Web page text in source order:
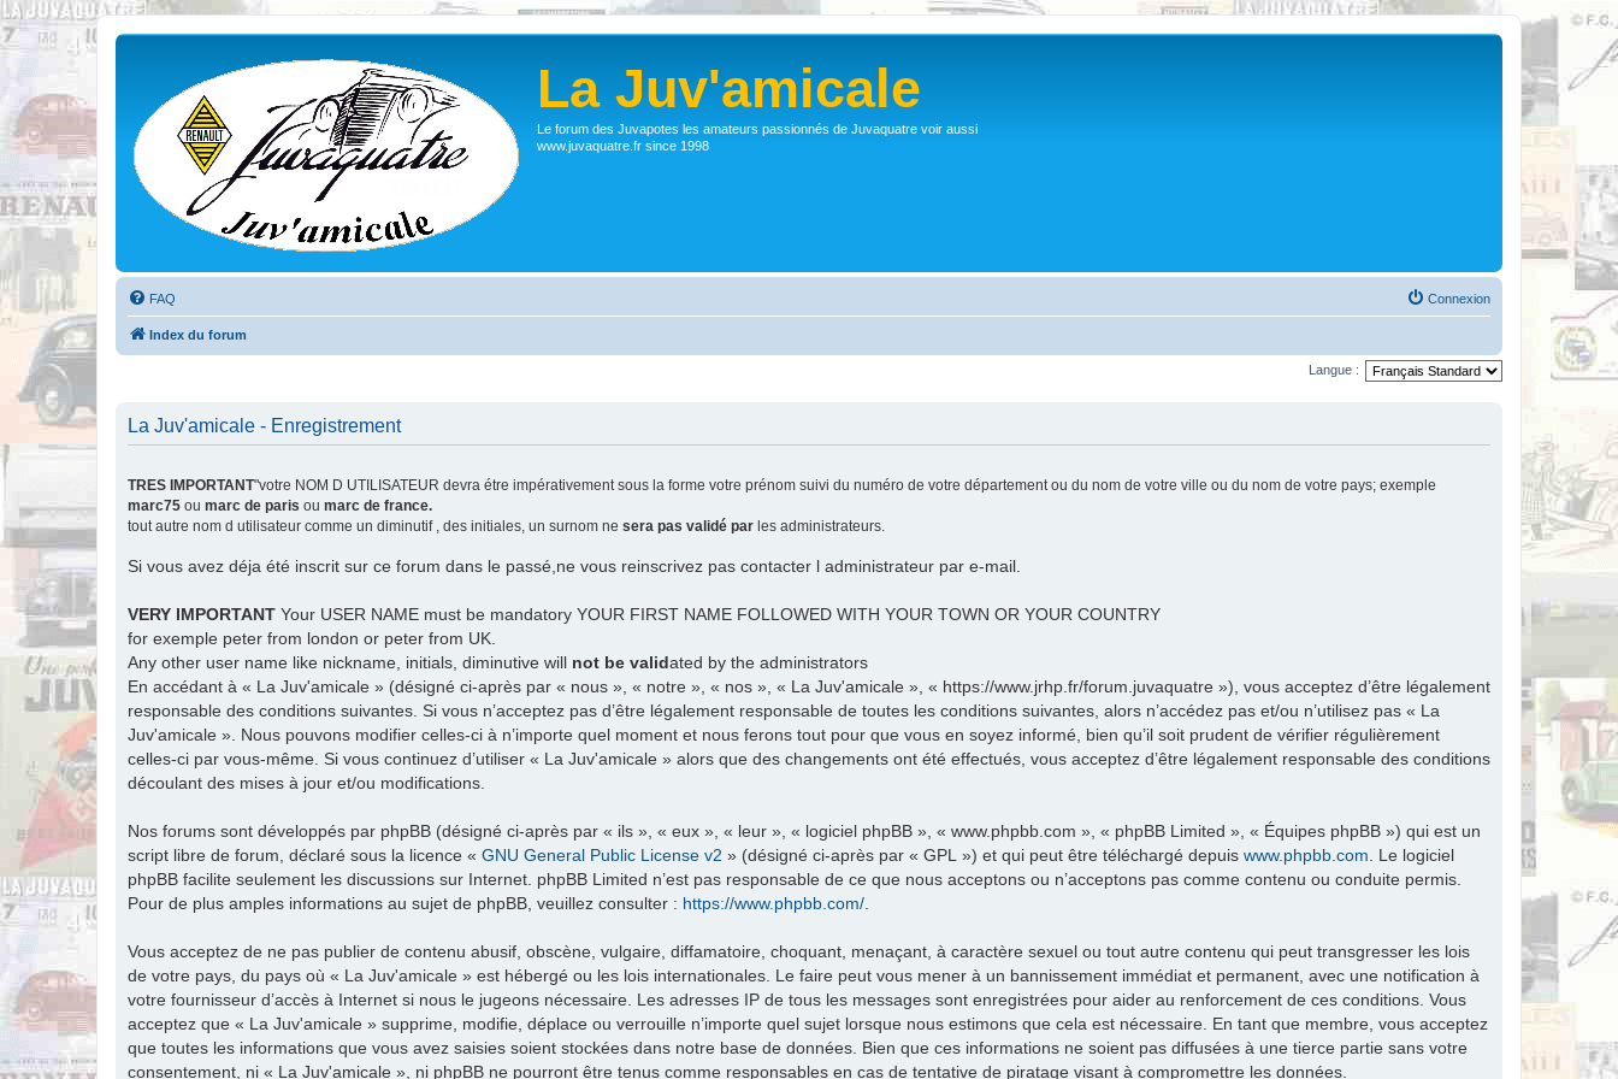
La Juv'amicale
Le forum des Juvapotes les amateurs passionnés de Juvaquatre voir aussi
www.juvaquatre.fr since 1998
FAQ Connexion
Index du forum
Langue :
La Juv'amicale - Enregistrement
TRES IMPORTANT"votre NOM D UTILISATEUR devra étre impérativement sous la forme votre prénom suivi du numéro de votre département ou du nom de votre ville ou du nom de votre pays; exemple
marc75 ou marc de paris ou marc de france.
tout autre nom d utilisateur comme un diminutif , des initiales, un surnom ne sera pas validé par les administrateurs.
Si vous avez déja été inscrit sur ce forum dans le passé,ne vous reinscrivez pas contacter l administrateur par e-mail.
VERY IMPORTANT Your USER NAME must be mandatory YOUR FIRST NAME FOLLOWED WITH YOUR TOWN OR YOUR COUNTRY
for exemple peter from london or peter from UK.
Any other user name like nickname, initials, diminutive will not be validated by the administrators
En accédant à « La Juv'amicale » (désigné ci-après par « nous », « notre », « nos », « La Juv'amicale », « https://www.jrhp.fr/forum.juvaquatre »), vous acceptez d’être légalement
responsable des conditions suivantes. Si vous n’acceptez pas d’être légalement responsable de toutes les conditions suivantes, alors n’accédez pas et/ou n’utilisez pas « La
Juv'amicale ». Nous pouvons modifier celles-ci à n’importe quel moment et nous ferons tout pour que vous en soyez informé, bien qu’il soit prudent de vérifier régulièrement
celles-ci par vous-même. Si vous continuez d’utiliser « La Juv'amicale » alors que des changements ont été effectués, vous acceptez d’être légalement responsable des conditions
découlant des mises à jour et/ou modifications.
Nos forums sont développés par phpBB (désigné ci-après par « ils », « eux », « leur », « logiciel phpBB », « www.phpbb.com », « phpBB Limited », « Équipes phpBB ») qui est un
script libre de forum, déclaré sous la licence « GNU General Public License v2 » (désigné ci-après par « GPL ») et qui peut être téléchargé depuis www.phpbb.com . Le logiciel
phpBB facilite seulement les discussions sur Internet. phpBB Limited n’est pas responsable de ce que nous acceptons ou n’acceptons pas comme contenu ou conduite permis.
Pour de plus amples informations au sujet de phpBB, veuillez consulter : https://www.phpbb.com/
Vous acceptez de ne pas publier de contenu abusif, obscène, vulgaire, diffamatoire, choquant, menaçant, à caractère sexuel ou tout autre contenu qui peut transgresser les lois
de votre pays, du pays où « La Juv'amicale » est hébergé ou les lois internationales. Le faire peut vous mener à un bannissement immédiat et permanent, avec une notification à
votre fournisseur d’accès à Internet si nous le jugeons nécessaire. Les adresses IP de tous les messages sont enregistrées pour aider au renforcement de ces conditions. Vous
acceptez que « La Juv'amicale » supprime, modifie, déplace ou verrouille n’importe quel sujet lorsque nous estimons que cela est nécessaire. En tant que membre, vous acceptez
que toutes les informations que vous avez saisies soient stockées dans notre base de données. Bien que ces informations ne soient pas diffusées à une tierce partie sans votre
consentement, ni « La Juv'amicale », ni phpBB ne pourront être tenus comme responsables en cas de tentative de piratage visant à compromettre les données.